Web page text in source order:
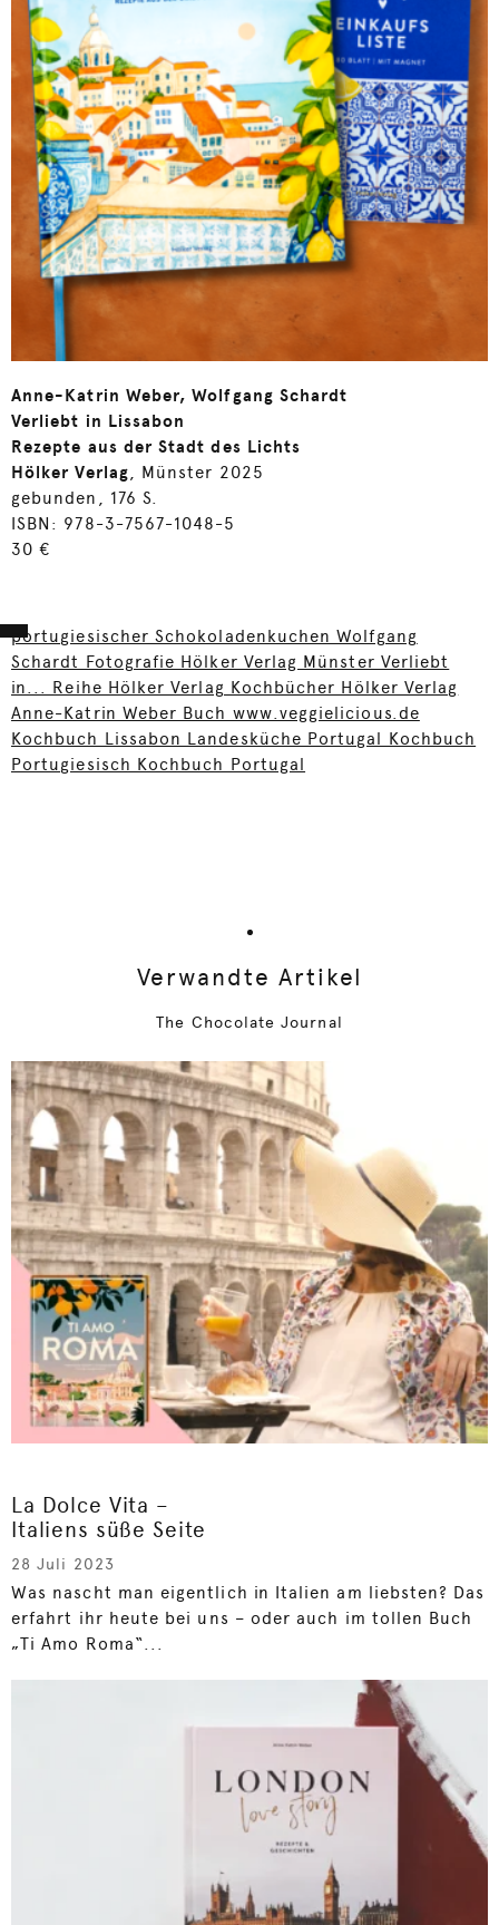
Anne-Katrin Weber, Wolfgang Schardt
Verliebt in Lissabon
Rezepte aus der Stadt des Lichts
Hölker Verlag, Münster 2025
gebunden, 176 S.
ISBN: 978-3-7567-1048-5
30 €
portugiesischer Schokoladenkuchen Wolfgang
Schardt Fotografie Hölker Verlag Münster Verliebt
in... Reihe Hölker Verlag Kochbücher Hölker Verlag
Anne-Katrin Weber Buch www.veggielicious.de
Kochbuch Lissabon Landesküche Portugal Kochbuch
Portugiesisch Kochbuch Portugal
Verwandte Artikel
The Chocolate Journal
La Dolce Vita –
Italiens süße Seite
28 Juli 2023
Was nascht man eigentlich in Italien am liebsten? Das
erfahrt ihr heute bei uns – oder auch im tollen Buch
„Ti Amo Roma“...